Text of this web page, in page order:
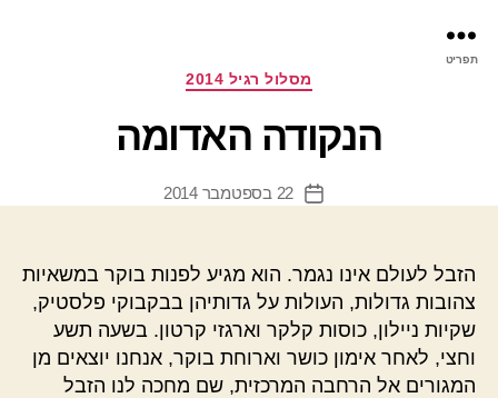
תפריט
קטגוריותמסלול רגיל 2014
הנקודה האדומה
תאריך
22 בספטמבר 2014
הזבל לעולם אינו נגמר. הוא מגיע לפנות בוקר במשאיות
צהובות גדולות, העולות על גדותיהן בבקבוקי פלסטיק,
שקיות ניילון, כוסות קלקר וארגזי קרטון. בשעה תשע
וחצי, לאחר אימון כושר וארוחת בוקר, אנחנו יוצאים מן
המגורים אל הרחבה המרכזית, שם מחכה לנו הזבל